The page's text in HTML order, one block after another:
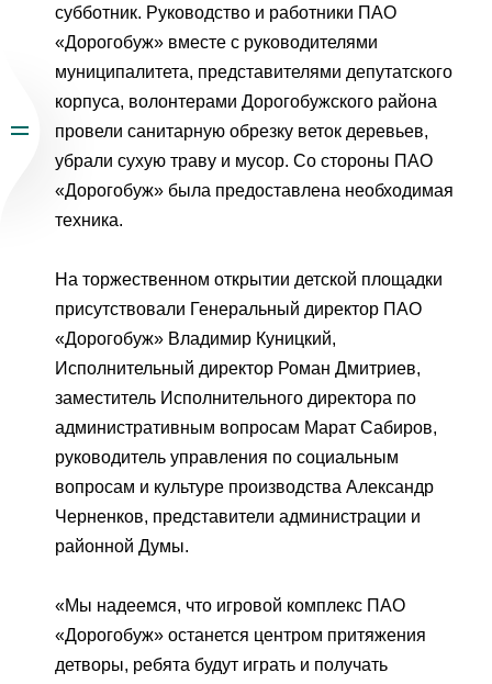
субботник. Руководство и работники ПАО
«Дорогобуж» вместе с руководителями
муниципалитета, представителями депутатского
корпуса, волонтерами Дорогобужского района
провели санитарную обрезку веток деревьев,
убрали сухую траву и мусор. Со стороны ПАО
«Дорогобуж» была предоставлена необходимая
техника.
На торжественном открытии детской площадки
присутствовали Генеральный директор ПАО
«Дорогобуж» Владимир Куницкий,
Исполнительный директор Роман Дмитриев,
заместитель Исполнительного директора по
административным вопросам Марат Сабиров,
руководитель управления по социальным
вопросам и культуре производства Александр
Черненков, представители администрации и
районной Думы.
«Мы надеемся, что игровой комплекс ПАО
«Дорогобуж» останется центром притяжения
детворы, ребята будут играть и получать